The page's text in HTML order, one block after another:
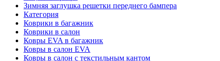
Зимняя заглушка решетки переднего бампера
Категория
Коврики в багажник
Коврики в салон
Ковры EVA в багажник
Ковры в салон EVA
Ковры в салон с текстильным кантом